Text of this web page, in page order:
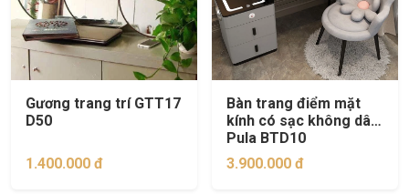
Gương trang trí GTT17
D50
1.400.000 đ
Bàn trang điểm mặt
kính có sạc không dây
Pula BTD10
3.900.000 đ